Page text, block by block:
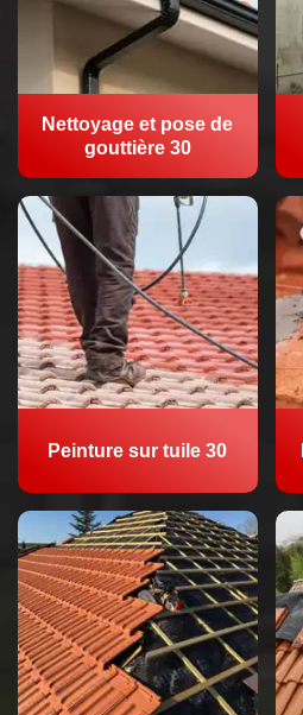
Nettoyage et pose de
gouttière 30
Peinture sur tuile 30